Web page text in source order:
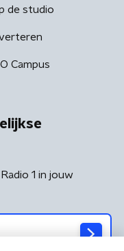
de studio
Campus
1 in jouw